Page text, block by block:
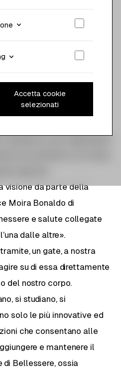
Accetta cookie
selezionati
Persona.
sempre più conto
sugli stessi
dipende in gran
vivono e dallo stile
di adottare.
della bellezza
organismo, per raggiungere
visione da parte della
Moira Bonaldo di
e salute collegate
dalle altre».
un gate, a nostra
su di essa direttamente
del nostro corpo.
si studiano, si
solo le più innovative ed
che consentano alle
e mantenere il
Bellessere, ossia